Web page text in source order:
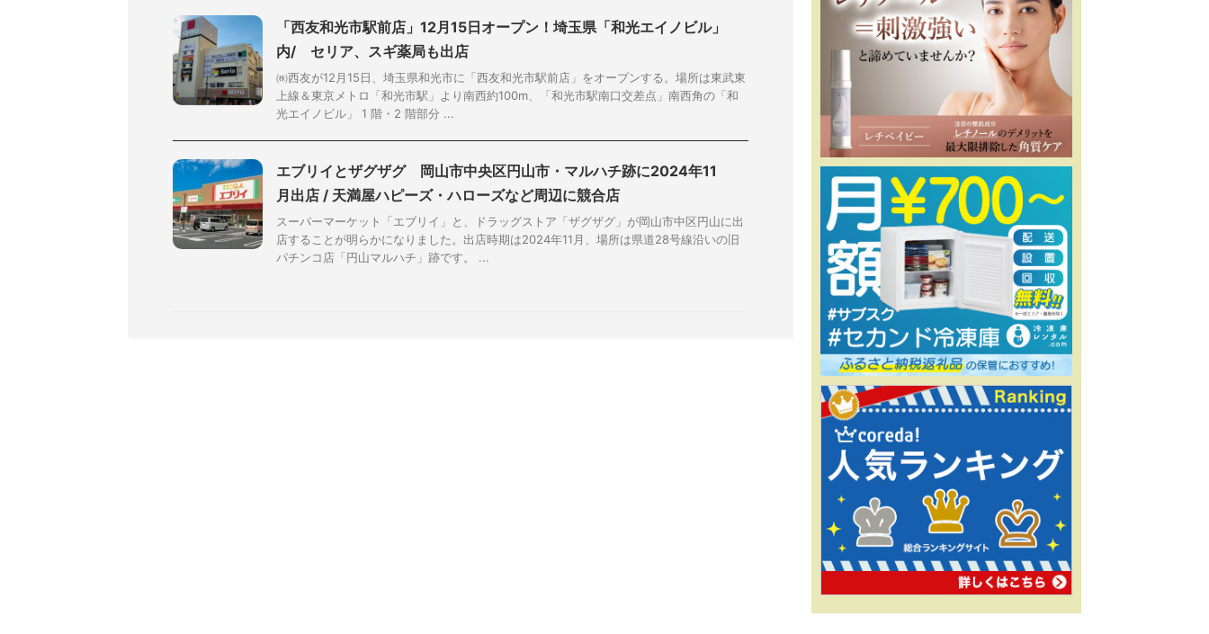
「⻄友和光市駅前店」12月15日オープン！埼玉県「和光エイノビル」
内/ セリア、スギ薬局も出店
㈱西友が12月15日、埼玉県和光市に「⻄友和光市駅前店」をオープンする。場所は東武東
上線＆東京メトロ「和光市駅」より南西約100m、「和光市駅南口交差点」南西角の「和
光エイノビル」 1 階・2 階部分 ...
エブリイとザグザグ 岡山市中央区円山市・マルハチ跡に2024年11
月出店 / 天満屋ハピーズ・ハローズなど周辺に競合店
スーパーマーケット「エブリイ」と、ドラッグストア「ザグザグ」が岡山市中区円山に出
店することが明らかになりました。出店時期は2024年11月、場所は県道28号線沿いの旧
パチンコ店「円山マルハチ」跡です。 ...